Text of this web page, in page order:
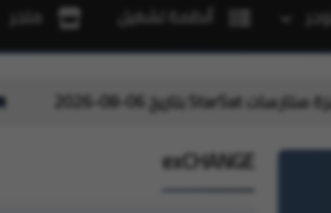
أنظمة تشغيل متجر
تحديثات لأجهزة جيون Geant بتاريخ 01-08-2026
exCHANGE